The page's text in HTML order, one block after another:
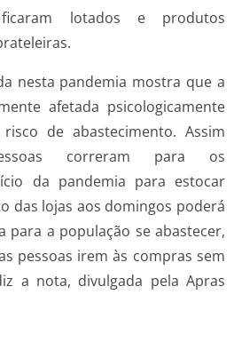
lotados e produtos
nesta pandemia mostra que a
afetada psicologicamente
de abastecimento. Assim
correram para os
da pandemia para estocar
das lojas aos domingos poderá
para a população se abastecer,
pessoas irem às compras sem
a nota, divulgada pela Apras